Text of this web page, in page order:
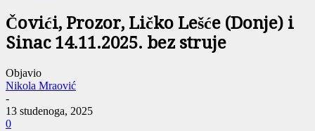
Čovići, Prozor, Ličko Lešće (Donje) i
Sinac 14.11.2025. bez struje
Objavio
Nikola Mraović
-
13 studenoga, 2025
0